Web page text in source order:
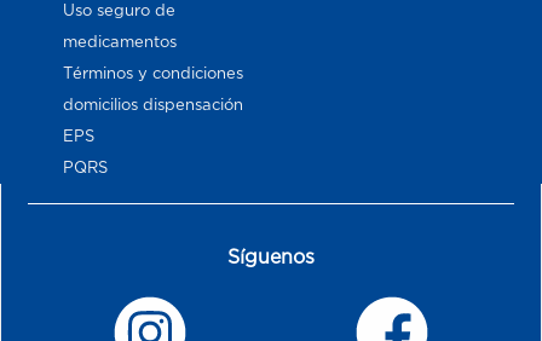
Uso seguro de
medicamentos
Términos y condiciones
domicilios dispensación
EPS
PQRS
Síguenos